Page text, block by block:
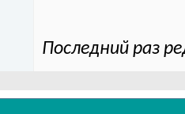
Последний раз